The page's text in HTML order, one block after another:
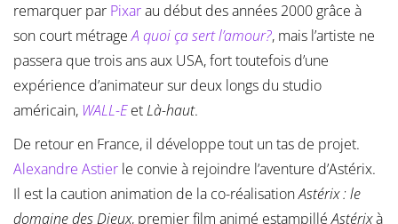
remarquer par Pixarau début des années 2000 grâce à
son court métrageA quoi ça sert l’amour?, mais l’artiste ne
passera que trois ans aux USA, fort toutefois d’une
expérience d’animateur sur deux longs du studio
américain, WALL-EetLà-haut.
De retour en France, il développe tout un tas de projet.
Alexandre Astier le convie à rejoindre l’aventure d’Astérix.
Il est la caution animation de la co-réalisationAstérix : le
domaine des Dieux, premier film animé estampilléAstérixà